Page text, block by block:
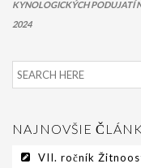
KYNOLOGICKÝCH PODUJATÍ
2024
NAJNOVŠIE
VII. ročník